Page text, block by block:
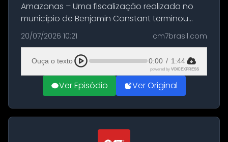
Amazonas – Uma fiscalização realizada no
município de Benjamin Constant terminou
com a apreensão de aproximadamente 115
quilos de entorpecentes em uma
embarcação atracada no porto da cidade. O
materia...
20/07/2026 10:21 cm7brasil.com
Ouça o texto 0:00 / 1:44
powered by VOICEXPRESS
Ver Episódio Ver Original